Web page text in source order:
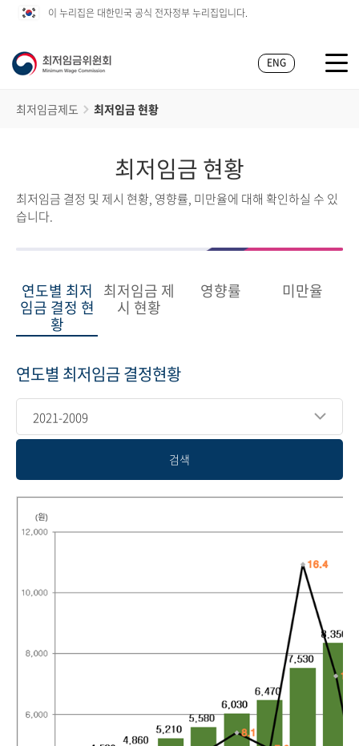
이 누리집은 대한민국 공식 전자정부 누리집입니다.
ENG
최저임금제도 최저임금 현황
최저임금 현황
최저임금 결정 및 제시 현황, 영향률, 미만율에 대해 확인하실 수 있
습니다.
연도별 최저
임금 결정 현
황
최저임금 제
시 현황
영향률 미만율
연도별 최저임금 결정현황
2021-2009
검색